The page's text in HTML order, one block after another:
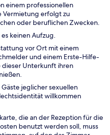
einem professionellen
Vermietung erfolgt zu
oder beruflichen Zwecken.
keinen Aufzug.
vor Ort mit einem
und einem Erste-Hilfe-
dieser Unterkunft ihren
jeglicher sexuellen
willkommen
die an der Rezeption für die
benutzt werden soll, muss